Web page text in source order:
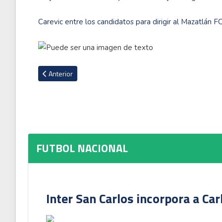
Carevic entre los candidatos para dirigir al Mazatlán
Artículo anterior: Alajuelense remonta para mantener invicto
Anterior
FUTBOL NACIONAL
Inter San Carlos incorpora a